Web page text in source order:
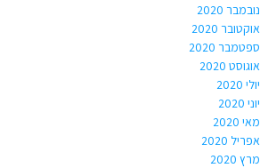
נובמבר 2020
אוקטובר 2020
ספטמבר 2020
אוגוסט 2020
יולי 2020
יוני 2020
מאי 2020
אפריל 2020
מרץ 2020